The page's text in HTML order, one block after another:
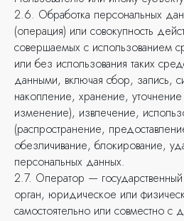
2.6. Обработка персональных
(операция) или совокупность
совершаемых с использованием
или без использования таких
данными, включая сбор, запись,
накопление, хранение,
изменение), извлечение,
(распространение,
обезличивание, блокирование,
персональных данных.
2.7. Оператор —
орган, юридическое или
самостоятельно или совместно с